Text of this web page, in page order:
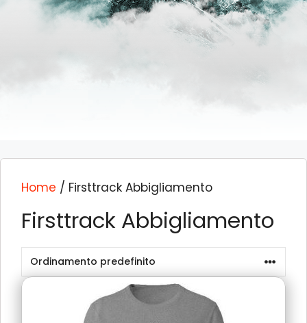
Home / Firsttrack Abbigliamento
Firsttrack Abbigliamento